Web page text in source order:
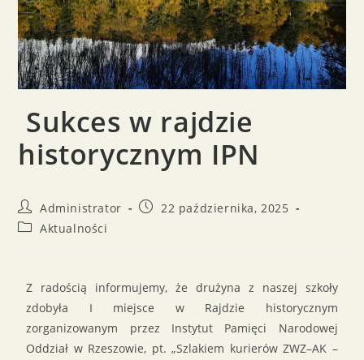
Sukces w rajdzie
historycznym IPN
Administrator
22 października, 2025
Aktualności
Z radością informujemy, że drużyna z naszej szkoły
zdobyła I miejsce w Rajdzie historycznym
zorganizowanym przez Instytut Pamięci Narodowej
Oddział w Rzeszowie, pt. „Szlakiem kurierów ZWZ–AK –